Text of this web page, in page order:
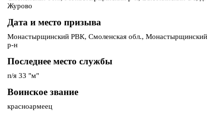
Журово
Дата и место призыва
Монастырщинский РВК, Смоленская обл., Монастырщинский
р-н
Последнее место службы
п/я 33 "м"
Воинское звание
красноармеец